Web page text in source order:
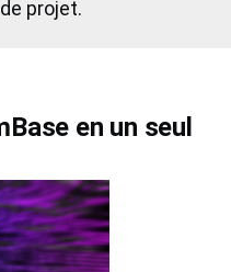
projet.
en un seul